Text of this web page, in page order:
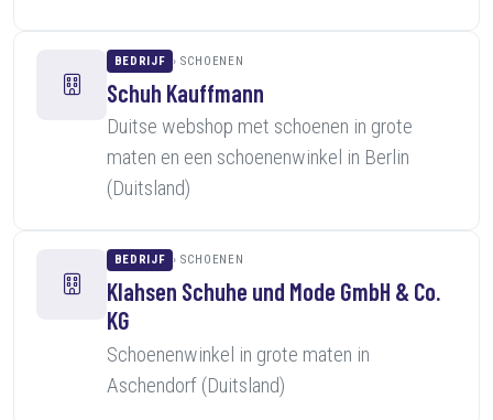
BEDRIJF SCHOENEN
Schuh Kauffmann
Duitse webshop met schoenen in grote
maten en een schoenenwinkel in Berlin
(Duitsland)
BEDRIJF SCHOENEN
Klahsen Schuhe und Mode GmbH & Co.
KG
Schoenenwinkel in grote maten in
Aschendorf (Duitsland)